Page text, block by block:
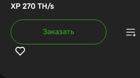
XP 270 TH/s
Заказать